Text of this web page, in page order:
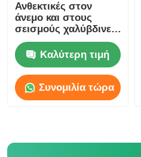
Ανθεκτικές στον
άνεμο και στους
σεισμούς χαλύβδινες
κατασκευές
αποθηκών, στάβλων,
κτιρίων OEM
Καλύτερη τιμή
Συνομιλία τώρα